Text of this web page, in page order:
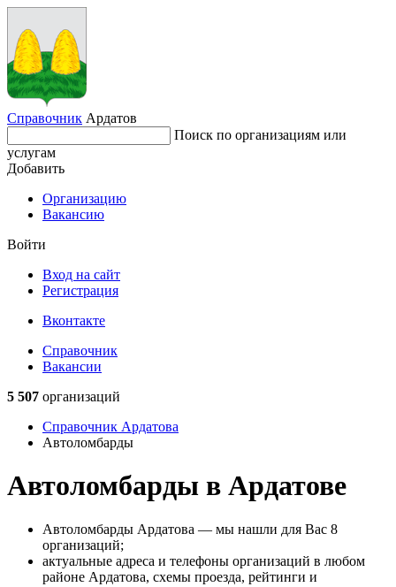
Справочник Ардатов
Поиск по организациям или
услугам
Добавить
Организацию
Вакансию
Войти
Вход на сайт
Регистрация
Вконтакте
Справочник
Вакансии
5 507 организаций
Справочник Ардатова
Автоломбарды
Автоломбарды в Ардатове
Автоломбарды Ардатова — мы нашли для Вас 8
организаций;
актуальные адреса и телефоны организаций в любом
районе Ардатова, схемы проезда, рейтинги и